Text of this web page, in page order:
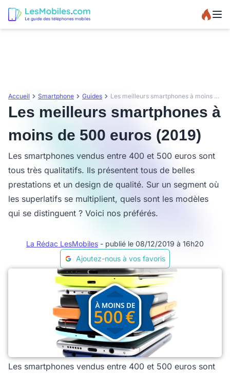
Accueil Smartphone Guides Les meilleurs smartphones à moins de 500 euros (2019)
Les meilleurs smartphones à
moins de 500 euros (2019)
Les smartphones vendus entre 400 et 500 euros sont
tous très qualitatifs. Ils présentent tous de belles
prestations et un design de qualité. Sur un segment où
les superlatifs se multiplient, quels sont les modèles
qui se distinguent ? Voici nos préférés.
La Rédac LesMobiles - publié le 08/12/2019 à 16h20
Ajoutez-nous à vos favoris
Les smartphones vendus entre 400 et 500 euros sont